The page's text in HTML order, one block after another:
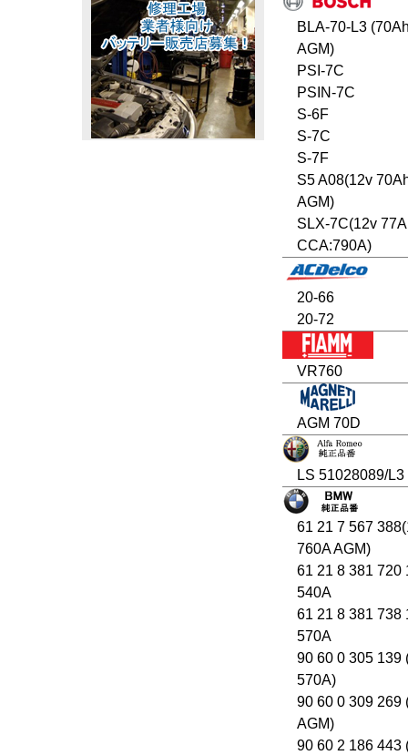
BLA-70-L3
AGM)
PSI-7C
PSIN-7C
S-6F
S-7C
S-7F
S5 A08(12v
AGM)
SLX-7C(12v
CCA:790A)
20-66
20-72
VR760
AGM 70D
LS 51028089/
61 21 7 567
760A AGM)
61 21 8 381 720
540A
61 21 8 381 738
570A
90 60 0 305 139
570A)
90 60 0 309 269
AGM)
90 60 2 186 443